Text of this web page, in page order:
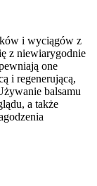
i wyciągów z
z niewiarygodnie
one
i regenerującą,
balsamu
a także